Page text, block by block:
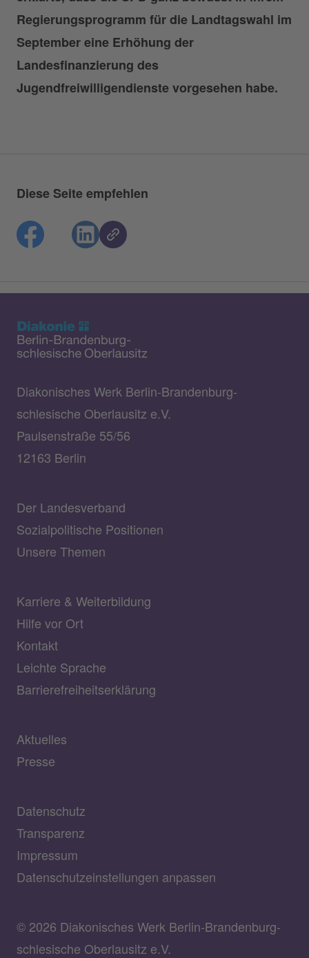
Regierungsprogramm für die Landtagswahl im
September eine Erhöhung der
Landesfinanzierung des
Jugendfreiwilligendienste vorgesehen habe.
Diese Seite empfehlen
Diakonisches Werk Berlin-Brandenburg-
schlesische Oberlausitz e.V.
Paulsenstraße 55/56
12163 Berlin
Der Landesverband
Sozialpolitische Positionen
Unsere Themen
Karriere & Weiterbildung
Hilfe vor Ort
Kontakt
Leichte Sprache
Barrierefreiheitserklärung
Aktuelles
Presse
Datenschutz
Transparenz
Impressum
Datenschutzeinstellungen anpassen
© 2026 Diakonisches Werk Berlin-Brandenburg-
schlesische Oberlausitz e.V.